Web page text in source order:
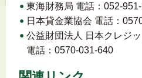
東海財務局 電話：052-
日本貸金業協会 電話：
公益財団法人 日本クレジ
電話：0570-031-640